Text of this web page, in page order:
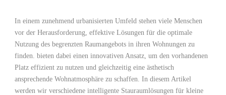
In⁢ einem zunehmend urbanisierten Umfeld stehen viele Menschen
vor der ⁢Herausforderung, effektive Lösungen⁤ für die optimale
Nutzung des begrenzten Raumangebots in ihren Wohnungen zu ​
finden. bieten dabei einen innovativen Ansatz, um den⁢ vorhandenen
Platz effizient zu nutzen und gleichzeitig eine ästhetisch
ansprechende Wohnatmosphäre‌ zu⁤ schaffen. In diesem Artikel
werden ‌wir verschiedene intelligente Stauraumlösungen für kleine⁢